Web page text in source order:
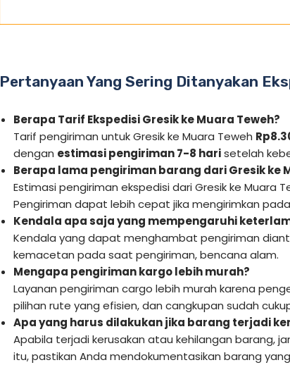
Pertanyaan Yang Sering Ditanyakan
Berapa Tarif Ekspedisi Gresik ke Muara Teweh?
Tarif pengiriman untuk Gresik ke Muara Teweh
dengan estimasi pengiriman 7-8 harisetelah
Berapa lama pengiriman barang dari Gresik ke
Estimasi pengiriman ekspedisi dari Gresik ke Muara
Pengiriman dapat lebih cepat jika mengirimkan
Kendala apa saja yang mempengaruhi
Kendala yang dapat menghambat pengiriman
kemacetan pada saat pengiriman, bencana alam.
Mengapa pengiriman kargo lebih murah?
Layanan pengiriman cargo lebih murah karena
pilihan rute yang efisien, dan cangkupan sudah
Apa yang harus dilakukan jika barang terjadi
Apabila terjadi kerusakan atau kehilangan barang,
itu, pastikan Anda mendokumentasikan barang